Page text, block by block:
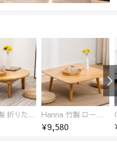
Grace 竹製 折りたたみ式ローテーブル センターテーブル センターテーブル 円型 Hanna 竹製 ローテーブル センターテーブル 北欧テイスト 組立簡単
¥9,580